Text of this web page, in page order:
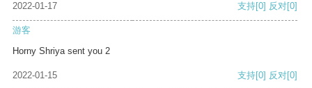
2022-01-17 支持[0] 反对[0]
游客
Horny Shriya sent you 2
2022-01-15 支持[0] 反对[0]